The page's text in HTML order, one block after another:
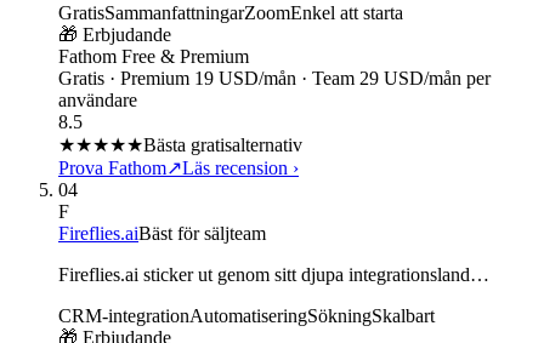
GratisSammanfattningarZoomEnkel att starta
🎁 Erbjudande
Fathom Free & Premium
Gratis · Premium 19 USD/mån · Team 29 USD/mån per
användare
8.5
★★★★★Bästa gratisalternativ
Prova Fathom↗Läs recension ›
04
F
Fireflies.aiBäst för säljteam
Fireflies.ai sticker ut genom sitt djupa integrationsland…
CRM-integrationAutomatiseringSökningSkalbart
🎁 Erbjudande